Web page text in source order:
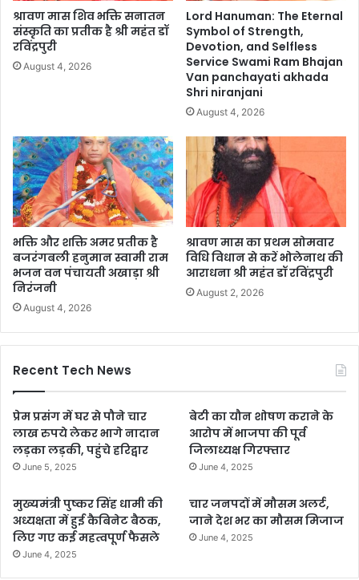
श्रावण मास शिव भक्ति सनातन
संस्कृति का प्रतीक है श्री महंत डॉ
रविंद्रपुरी
August 4, 2026
Lord Hanuman: The Eternal
Symbol of Strength,
Devotion, and Selfless
Service Swami Ram Bhajan
Van panchayati akhada
Shri niranjani
August 4, 2026
भक्ति और शक्ति अमर प्रतीक है
बजरंगबली हनुमान स्वामी राम
भजन वन पंचायती अखाड़ा श्री
निरंजनी
August 4, 2026
श्रावण मास का प्रथम सोमवार
विधि विधान से करें भोलेनाथ की
आराधना श्री महंत डॉ रविंद्रपुरी
August 2, 2026
Recent Tech News
प्रेम प्रसंग में घर से पौने चार
लाख रुपये लेकर भागे नादान
लड़का लड़की, पहुंचे हरिद्वार
June 5, 2025
बेटी का यौन शोषण कराने के
आरोप में भाजपा की पूर्व
जिलाध्यक्ष गिरफ्तार
June 4, 2025
मुख्यमंत्री पुष्कर सिंह धामी की
अध्यक्षता में हुई कैबिनेट बैठक,
लिए गए कई महत्वपूर्ण फैसले
June 4, 2025
चार जनपदों में मौसम अलर्ट,
जाने देश भर का मौसम मिजाज
June 4, 2025